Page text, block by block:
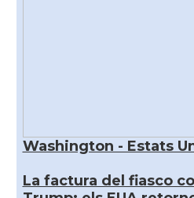
Washington - Estats
La factura del fiasco